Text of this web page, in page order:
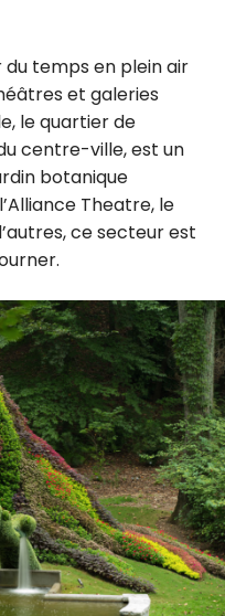
temps en plein air
et galeries
le quartier de
centre-ville, est un
botanique
Theatre, le
ce secteur est